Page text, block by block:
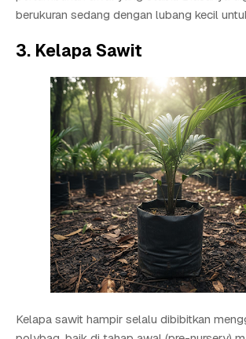
berukuran sedang dengan lubang kecil
3. Kelapa Sawit
Kelapa sawit hampir selalu dibibitkan